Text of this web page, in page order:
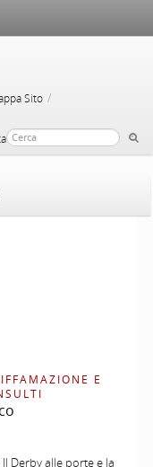
Sito /
E
Derby alle porte e la